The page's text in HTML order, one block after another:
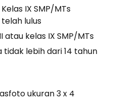
IX SMP/MTs
lulus
kelas IX SMP/MTs
tidak lebih dari 14 tahun
ukuran 3 x 4